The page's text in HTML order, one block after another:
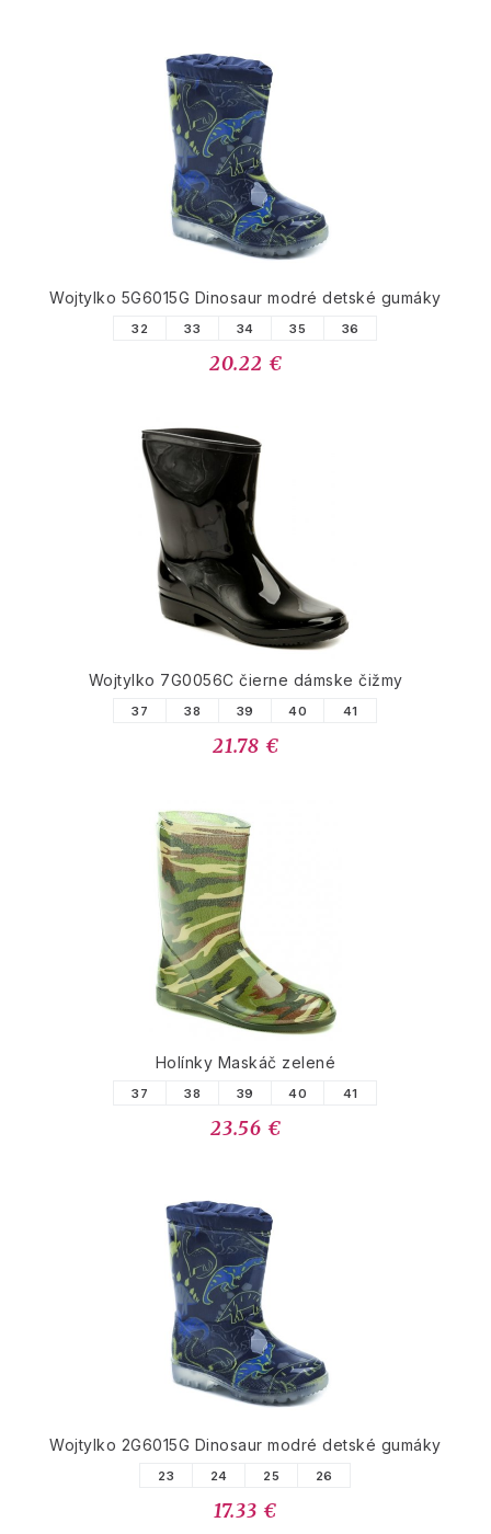
Wojtylko 5G6015G Dinosaur modré detské gumáky
32 33 34 35 36
20.22 €
Wojtylko 7G0056C čierne dámske čižmy
37 38 39 40 41
21.78 €
Holínky Maskáč zelené
37 38 39 40 41
23.56 €
Wojtylko 2G6015G Dinosaur modré detské gumáky
23 24 25 26
17.33 €